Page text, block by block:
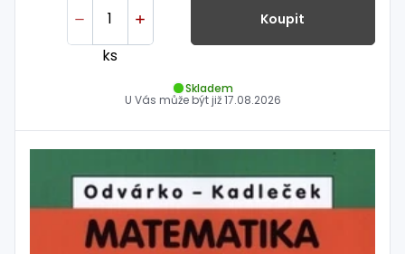
ks
Koupit
Skladem
U Vás může být již17.08.2026